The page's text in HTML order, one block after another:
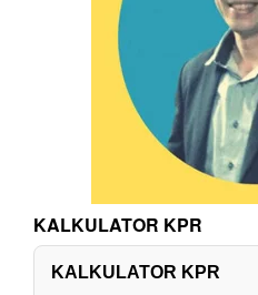
KALKULATOR KPR
KALKULATOR KPR